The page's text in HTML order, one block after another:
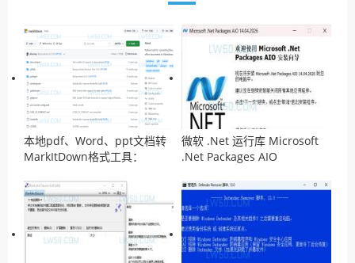
本地pdf、Word、ppt文档转
MarkItDown格式工具：
微软 .Net 运行库 Microsoft
.Net Packages AIO